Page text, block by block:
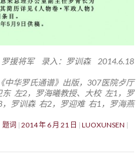
罗援将军 录入：罗训森 2014.6.18
中华罗氏通谱》出版，307医院歺厅
左2，罗海曦教授、大校 左1，罗
，罗训森 右2，罗迎难 右1，罗海燕
题词 2014 年 6 月 21 日
LUOXUNSEN